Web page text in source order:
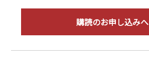
購読のお申し込みへ